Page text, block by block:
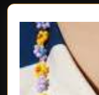
post: